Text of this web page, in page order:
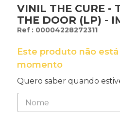
VINIL THE CURE -
THE DOOR (LP) -
: 00004228272311
Este produto não
momento
Quero saber quando